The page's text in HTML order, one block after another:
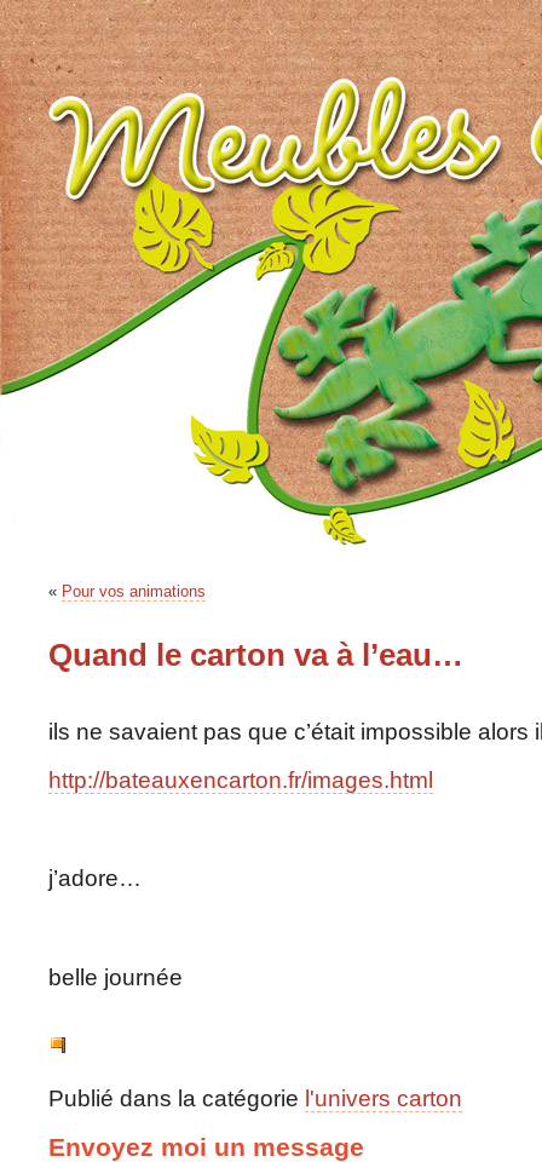
« Pour vos animations
Quand le carton va à l’eau…
ils ne savaient pas que c’était impossible alors
http://bateauxencarton.fr/images.html
j’adore…
belle journée
Publié dans la catégorie l'univers carton
Envoyez moi un message